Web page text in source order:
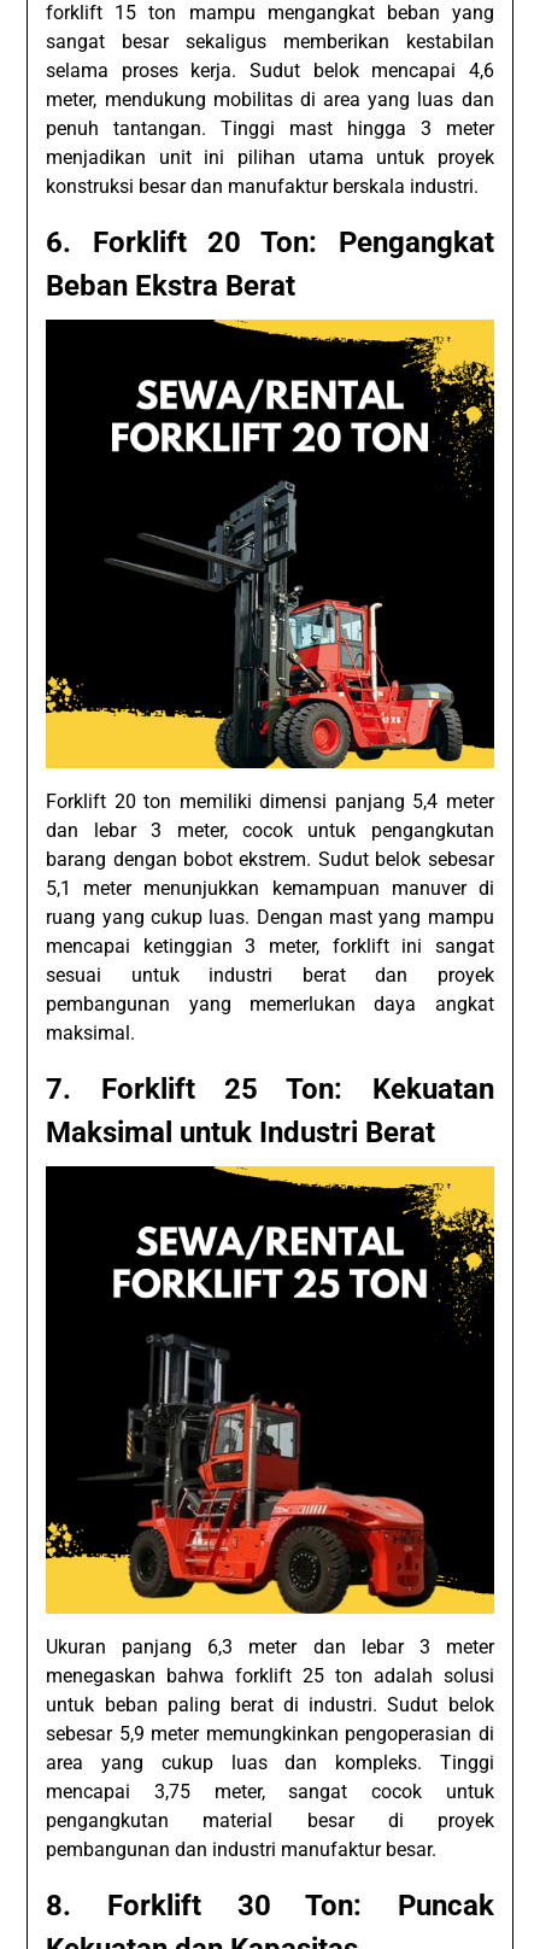
forklift 15 ton mampu mengangkat beban yang
sangat besar sekaligus memberikan kestabilan
selama proses kerja. Sudut belok mencapai 4,6
meter, mendukung mobilitas di area yang luas dan
penuh tantangan. Tinggi mast hingga 3 meter
menjadikan unit ini pilihan utama untuk proyek
konstruksi besar dan manufaktur berskala industri.
6. Forklift 20 Ton: Pengangkat
Beban Ekstra Berat
Forklift 20 ton memiliki dimensi panjang 5,4 meter
dan lebar 3 meter, cocok untuk pengangkutan
barang dengan bobot ekstrem. Sudut belok sebesar
5,1 meter menunjukkan kemampuan manuver di
ruang yang cukup luas. Dengan mast yang mampu
mencapai ketinggian 3 meter, forklift ini sangat
sesuai untuk industri berat dan proyek
pembangunan yang memerlukan daya angkat
maksimal.
7. Forklift 25 Ton: Kekuatan
Maksimal untuk Industri Berat
Ukuran panjang 6,3 meter dan lebar 3 meter
menegaskan bahwa forklift 25 ton adalah solusi
untuk beban paling berat di industri. Sudut belok
sebesar 5,9 meter memungkinkan pengoperasian di
area yang cukup luas dan kompleks. Tinggi
mencapai 3,75 meter, sangat cocok untuk
pengangkutan material besar di proyek
pembangunan dan industri manufaktur besar.
8. Forklift 30 Ton: Puncak